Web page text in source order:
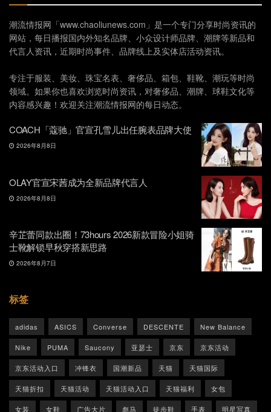
潮流情报网「www.chaoliunews.com」是一个专门分享时尚资讯的
网站，每日播报国内外知名品牌、小众设计师品牌、潮牌等新品和
代言人资讯，近期时尚事件、品牌线上及实体店活动资讯。
专注于服装、美妆、珠宝名表、奢侈品、箱包、鞋靴、潮玩等时尚
领域。如果你也喜欢浏览时尚资讯，对奢侈品、潮牌、球鞋文化等
内容感兴趣！欢迎关注潮流情报网的每日动态。
COACH「蔻驰」官宣孔雪儿出任腕表品牌大使
2026年8月8日
OLAY官宣宋茜成为全新品牌代言人
2026年8月8日
辛芷蕾同款出圈！73hours 2026新款冒险小姐骑
士靴解锁早秋穿搭新思路
2026年8月7日
标签
adidas ASICS Converse DESCENTE New Balance
Nike PUMA Saucony 亚瑟士 京东 京东活动
京东活动入口 冲锋衣 国潮新品 天猫 天猫国际
天猫折扣 天猫活动 天猫活动入口 天猫福利 女包
女装 女鞋 广告大片 彪马 徒步鞋 手表 明星写真